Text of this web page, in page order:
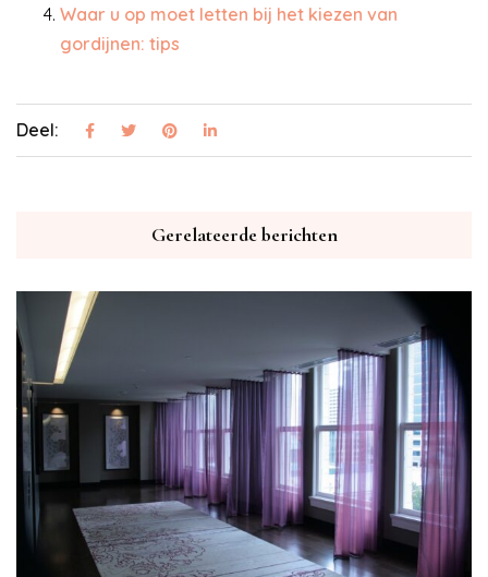
Waar u op moet letten bij het kiezen van
gordijnen: tips
Deel:
Gerelateerde berichten